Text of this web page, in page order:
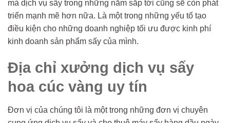
mà dịch vụ sấy trong những năm sắp tới cũng sẽ còn phát
triển mạnh mẽ hơn nữa. Là một trong những yếu tố tạo
điều kiện cho những doanh nghiệp tối ưu được kinh phí
kinh doanh sản phẩm sấy của mình.
Địa chỉ xưởng dịch vụ sấy
hoa cúc vàng uy tín
Đơn vị của chúng tôi là một trong những đơn vị chuyên